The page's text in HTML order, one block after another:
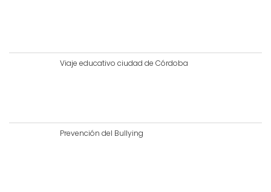
Viaje educativo ciudad de Córdoba
Prevención del Bullying